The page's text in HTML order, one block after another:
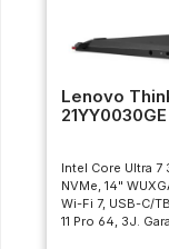
Lenovo
21YY0030GE
Intel Core Ultra 7
NVMe, 14"
Wi-Fi 7, USB-C/
11 Pro 64, 3J.